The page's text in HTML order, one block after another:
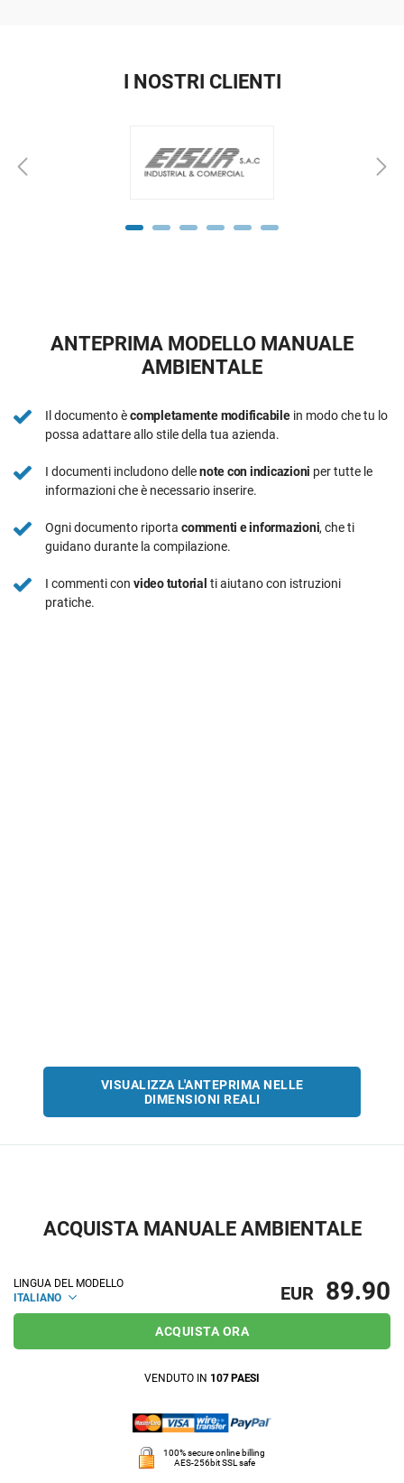
I NOSTRI CLIENTI
ANTEPRIMA MODELLO MANUALE
AMBIENTALE
Il documento ècompletamente modificabilein modo che tu lo
possa adattare allo stile della tua azienda.
I documenti includono dellenote con indicazioni per tutte le
informazioni che è necessario inserire.
Ogni documento riporta commenti e informazioni, che ti
guidano durante la compilazione.
I commenti con video tutorial ti aiutano con istruzioni
pratiche.
VISUALIZZA L'ANTEPRIMA NELLE
DIMENSIONI REALI
ACQUISTA MANUALE AMBIENTALE
LINGUA DEL MODELLO
ITALIANO
EUR 89.90
ACQUISTA ORA
VENDUTO IN 107 PAESI
100% secure online billing
AES-256bit SSL safe